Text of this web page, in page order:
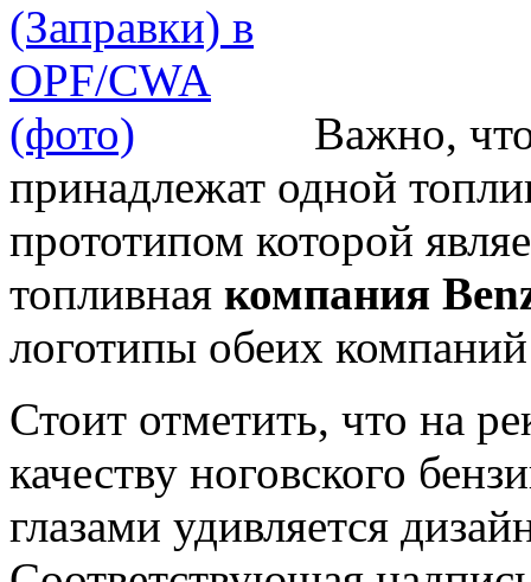
Важно,
принадлежат одной
прототипом которой
топливная компания
логотипы обеих
Стоит отметить, что на
качеству ноговского
глазами удивляется